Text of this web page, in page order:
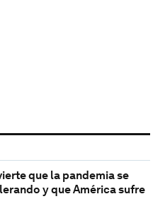
que la pandemia se
y que América sufre